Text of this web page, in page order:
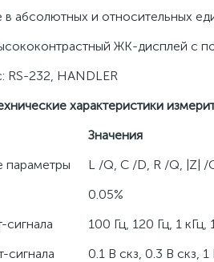
в абсолютных и относительных
ЖК-дисплей с
RS-232, HANDLER
характеристики
Значения
L /Q, C /D, R /Q, |Z| /
0.05%
сигнала
100 Гц, 120 Гц, 1 кГц,
сигнала
0.1 В скз, 0.3 В скз, 1